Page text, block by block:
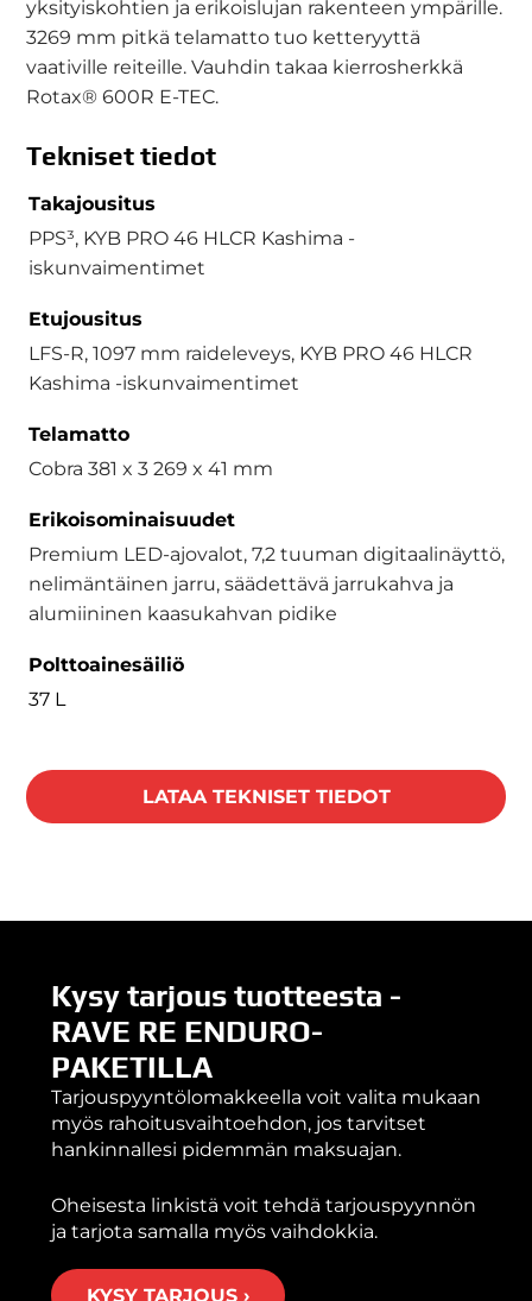
yksityiskohtien ja erikoislujan rakenteen ympärille.
3269 mm pitkä telamatto tuo ketteryyttä
vaativille reiteille. Vauhdin takaa kierrosherkkä
Rotax® 600R E-TEC.
Tekniset tiedot
Takajousitus
PPS³, KYB PRO 46 HLCR Kashima -
iskunvaimentimet
Etujousitus
LFS-R, 1097 mm raideleveys, KYB PRO 46 HLCR
Kashima -iskunvaimentimet
Telamatto
Cobra 381 x 3 269 x 41 mm
Erikoisominaisuudet
Premium LED-ajovalot, 7,2 tuuman digitaalinäyttö,
nelimäntäinen jarru, säädettävä jarrukahva ja
alumiininen kaasukahvan pidike
Polttoainesäiliö
37 L
LATAA TEKNISET TIEDOT
Kysy tarjous tuotteesta -
RAVE RE ENDURO-
PAKETILLA
Tarjouspyyntölomakkeella voit valita mukaan
myös rahoitusvaihtoehdon, jos tarvitset
hankinnallesi pidemmän maksuajan.
Oheisesta linkistä voit tehdä tarjouspyynnön
ja tarjota samalla myös vaihdokkia.
KYSY TARJOUS ›